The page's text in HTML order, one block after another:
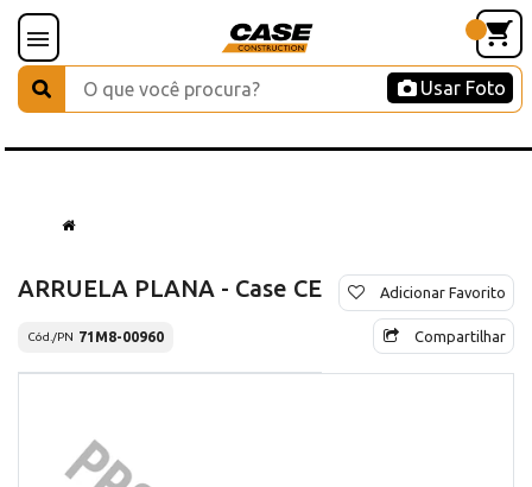
Usar Foto
ARRUELA PLANA - Case CE
Cód./PN 71M8-00960
Adicionar Favorito
Compartilhar